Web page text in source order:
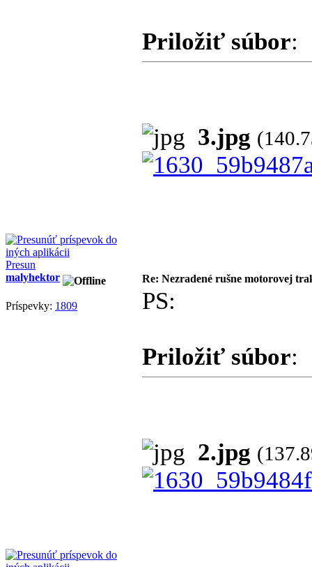
Priložiť súbor:
3.jpg
Presun
malyhektor
Re: Nezradené rušne motorovej
Príspevky: 1809 PS:
Priložiť súbor:
2.jpg